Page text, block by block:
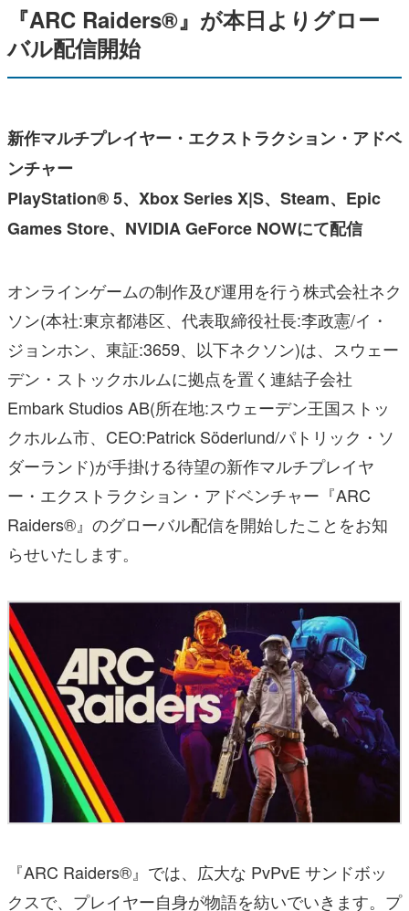
『ARC Raiders®』が本日よりグロー
バル配信開始
新作マルチプレイヤー・エクストラクション・アドベ
ンチャー
PlayStation® 5、Xbox Series X|S、Steam、Epic
Games Store、NVIDIA GeForce NOWにて配信
オンラインゲームの制作及び運用を行う株式会社ネク
ソン(本社:東京都港区、代表取締役社長:李政憲/イ・
ジョンホン、東証:3659、以下ネクソン)は、スウェー
デン・ストックホルムに拠点を置く連結子会社
Embark Studios AB(所在地:スウェーデン王国ストッ
クホルム市、CEO:Patrick Söderlund/パトリック・ソ
ダーランド)が手掛ける待望の新作マルチプレイヤ
ー・エクストラクション・アドベンチャー『ARC
Raiders®』のグローバル配信を開始したことをお知
らせいたします。
『ARC Raiders®』では、広大な PvPvE サンドボッ
クスで、プレイヤー自身が物語を紡いでいきます。プ